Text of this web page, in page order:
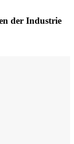
der Industrie